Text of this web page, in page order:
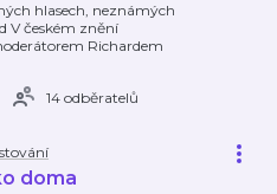
hlasech, neznámých
V českém znění
Richardem
14 odběratelů
doma